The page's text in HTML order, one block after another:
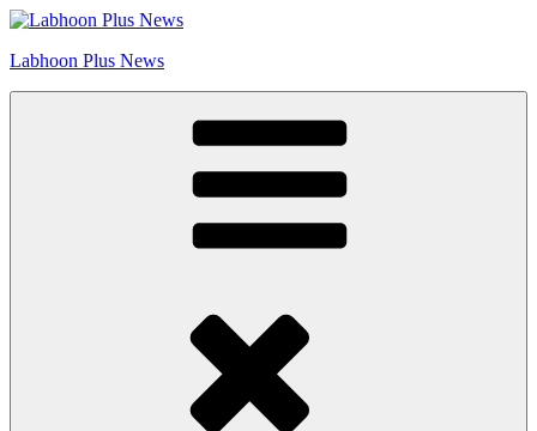
Skip
content
Labhoon Plus News